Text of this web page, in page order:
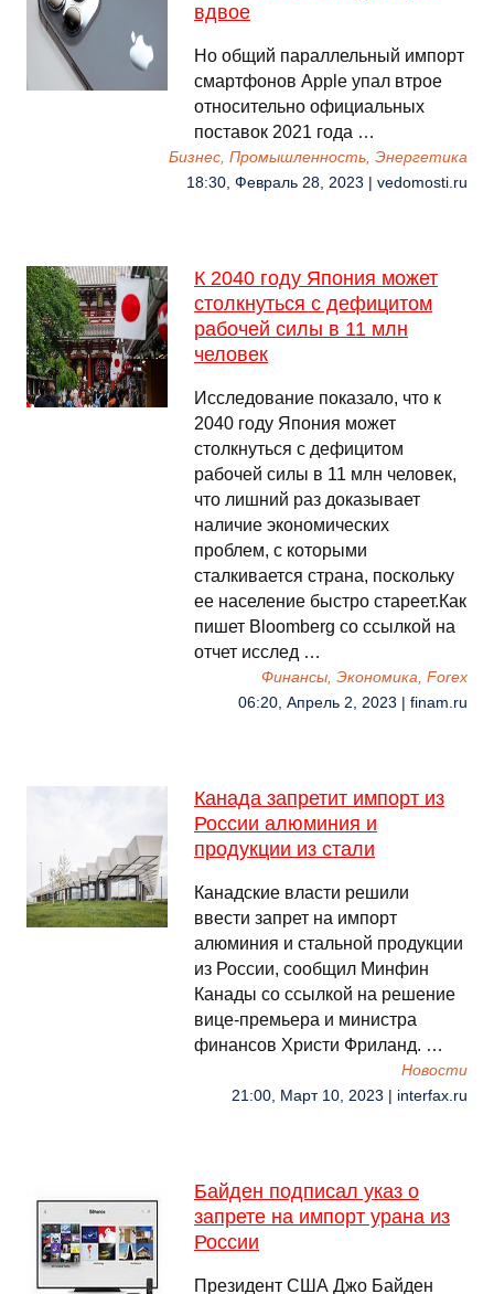
вдвое
Но общий параллельный импорт
смартфонов Apple упал втрое
относительно официальных
поставок 2021 года …
Бизнес, Промышленность, Энергетика
18:30, Февраль 28, 2023 | vedomosti.ru
К 2040 году Япония может
столкнуться с дефицитом
рабочей силы в 11 млн
человек
Исследование показало, что к
2040 году Япония может
столкнуться с дефицитом
рабочей силы в 11 млн человек,
что лишний раз доказывает
наличие экономических
проблем, с которыми
сталкивается страна, поскольку
ее население быстро стареет.Как
пишет Bloomberg со ссылкой на
отчет исслед …
Финансы, Экономика, Forex
06:20, Апрель 2, 2023 | finam.ru
Канада запретит импорт из
России алюминия и
продукции из стали
Канадские власти решили
ввести запрет на импорт
алюминия и стальной продукции
из России, сообщил Минфин
Канады со ссылкой на решение
вице-премьера и министра
финансов Христи Фриланд. …
Новости
21:00, Март 10, 2023 | interfax.ru
Байден подписал указ о
запрете на импорт урана из
России
Президент США Джо Байден